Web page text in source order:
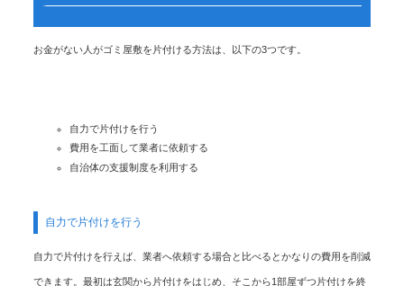
お金がない人がゴミ屋敷を片付ける方法は、以下の3つです。
自力で片付けを行う
費用を工面して業者に依頼する
自治体の支援制度を利用する
自力で片付けを行う
自力で片付けを行えば、業者へ依頼する場合と比べるとかなりの費用を削減
できます。最初は玄関から片付けをはじめ、そこから1部屋ずつ片付けを終